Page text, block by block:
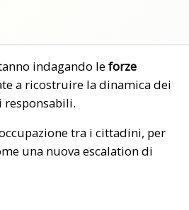
indagando leforze
a ricostruire la dinamica dei
tra i cittadini, per
una nuova escalation di